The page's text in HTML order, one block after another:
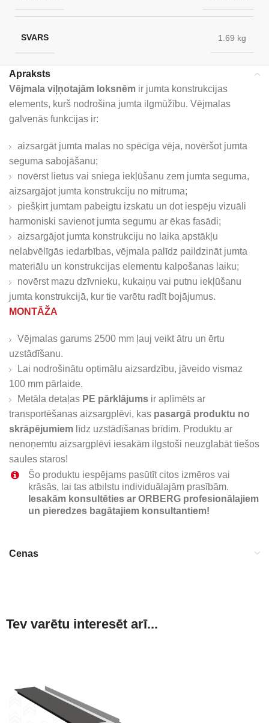
SVARS 1.69 kg
Apraksts
Vējmala viļņotajām loksnēm ir jumta konstrukcijas
elements, kurš nodrošina jumta ilgmūžību. Vējmalas
galvenās funkcijas ir:
aizsargāt jumta malas no spēcīga vēja, novēršot jumta
seguma sabojāšanu;
novērst lietus vai sniega iekļūšanu zem jumta seguma,
aizsargājot jumta konstrukciju no mitruma;
piešķirt jumtam pabeigtu izskatu un dot iespēju vizuāli
harmoniski savienot jumta segumu ar ēkas fasādi;
aizsargājot jumta konstrukciju no laika apstākļu
nelabvēlīgās iedarbības, vējmala palīdz paildzināt jumta
materiālu un konstrukcijas elementu kalpošanas laiku;
novērst mazu dzīvnieku, kukaiņu vai putnu iekļūšanu
jumta konstrukcijā, kur tie varētu radīt bojājumus.
MONTĀŽA
Vējmalas garums 2500 mm ļauj veikt ātru un ērtu
uzstādīšanu.
Lai nodrošinātu optimālu aizsardzību, jāveido vismaz
100 mm pārlaide.
Metāla detaļas PE pārklājums ir aplīmēts ar
transportēšanas aizsargplēvi, kas pasargā produktu no
skrāpējumiem līdz uzstādīšanas brīdim. Produktu ar
nenoņemtu aizsargplēvi iesakām ilgstoši neuzglabāt tiešos
saules staros!
Šo produktu iespējams pasūtīt citos izmēros vai
krāsās, lai tas atbilstu individuālajām prasībām.
Iesakām konsultēties ar ORBERG profesionālajiem
un pieredzes bagātajiem konsultantiem!
Cenas
Tev varētu interesēt arī...